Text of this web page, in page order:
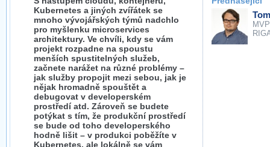
Kubernetes a jiných zvířátek se
mnoho vývojářských týmů nadchlo
pro myšlenku microservices
architektury. Ve chvíli, kdy se vám
projekt rozpadne na spoustu
menších spustitelných služeb,
začnete narážet na různé problémy –
jak služby propojit mezi sebou, jak je
nějak hromadně spouštět a
debugovat v developerském
prostředí atd. Zároveň se budete
potýkat s tím, že produkční prostředí
se bude od toho developerského
hodně lišit – v produkci poběžíte v
Kubernetes, ale lokálně se vám
MVP